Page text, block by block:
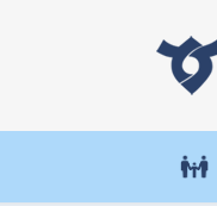
先
を